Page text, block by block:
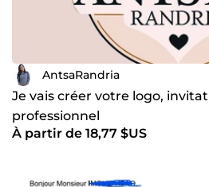
AntsaRandria
Je vais créer votre logo,
professionnel
À partir de 18,77 $US